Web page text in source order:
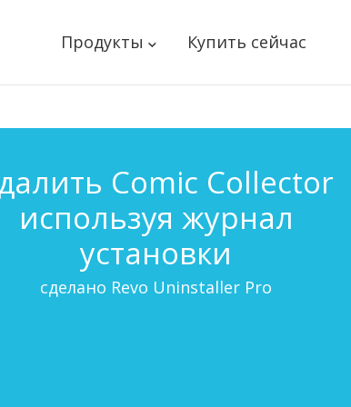
Продукты Купить сейчас
Comic Collector
используя журнал
установки
сделано Revo Uninstaller Pro